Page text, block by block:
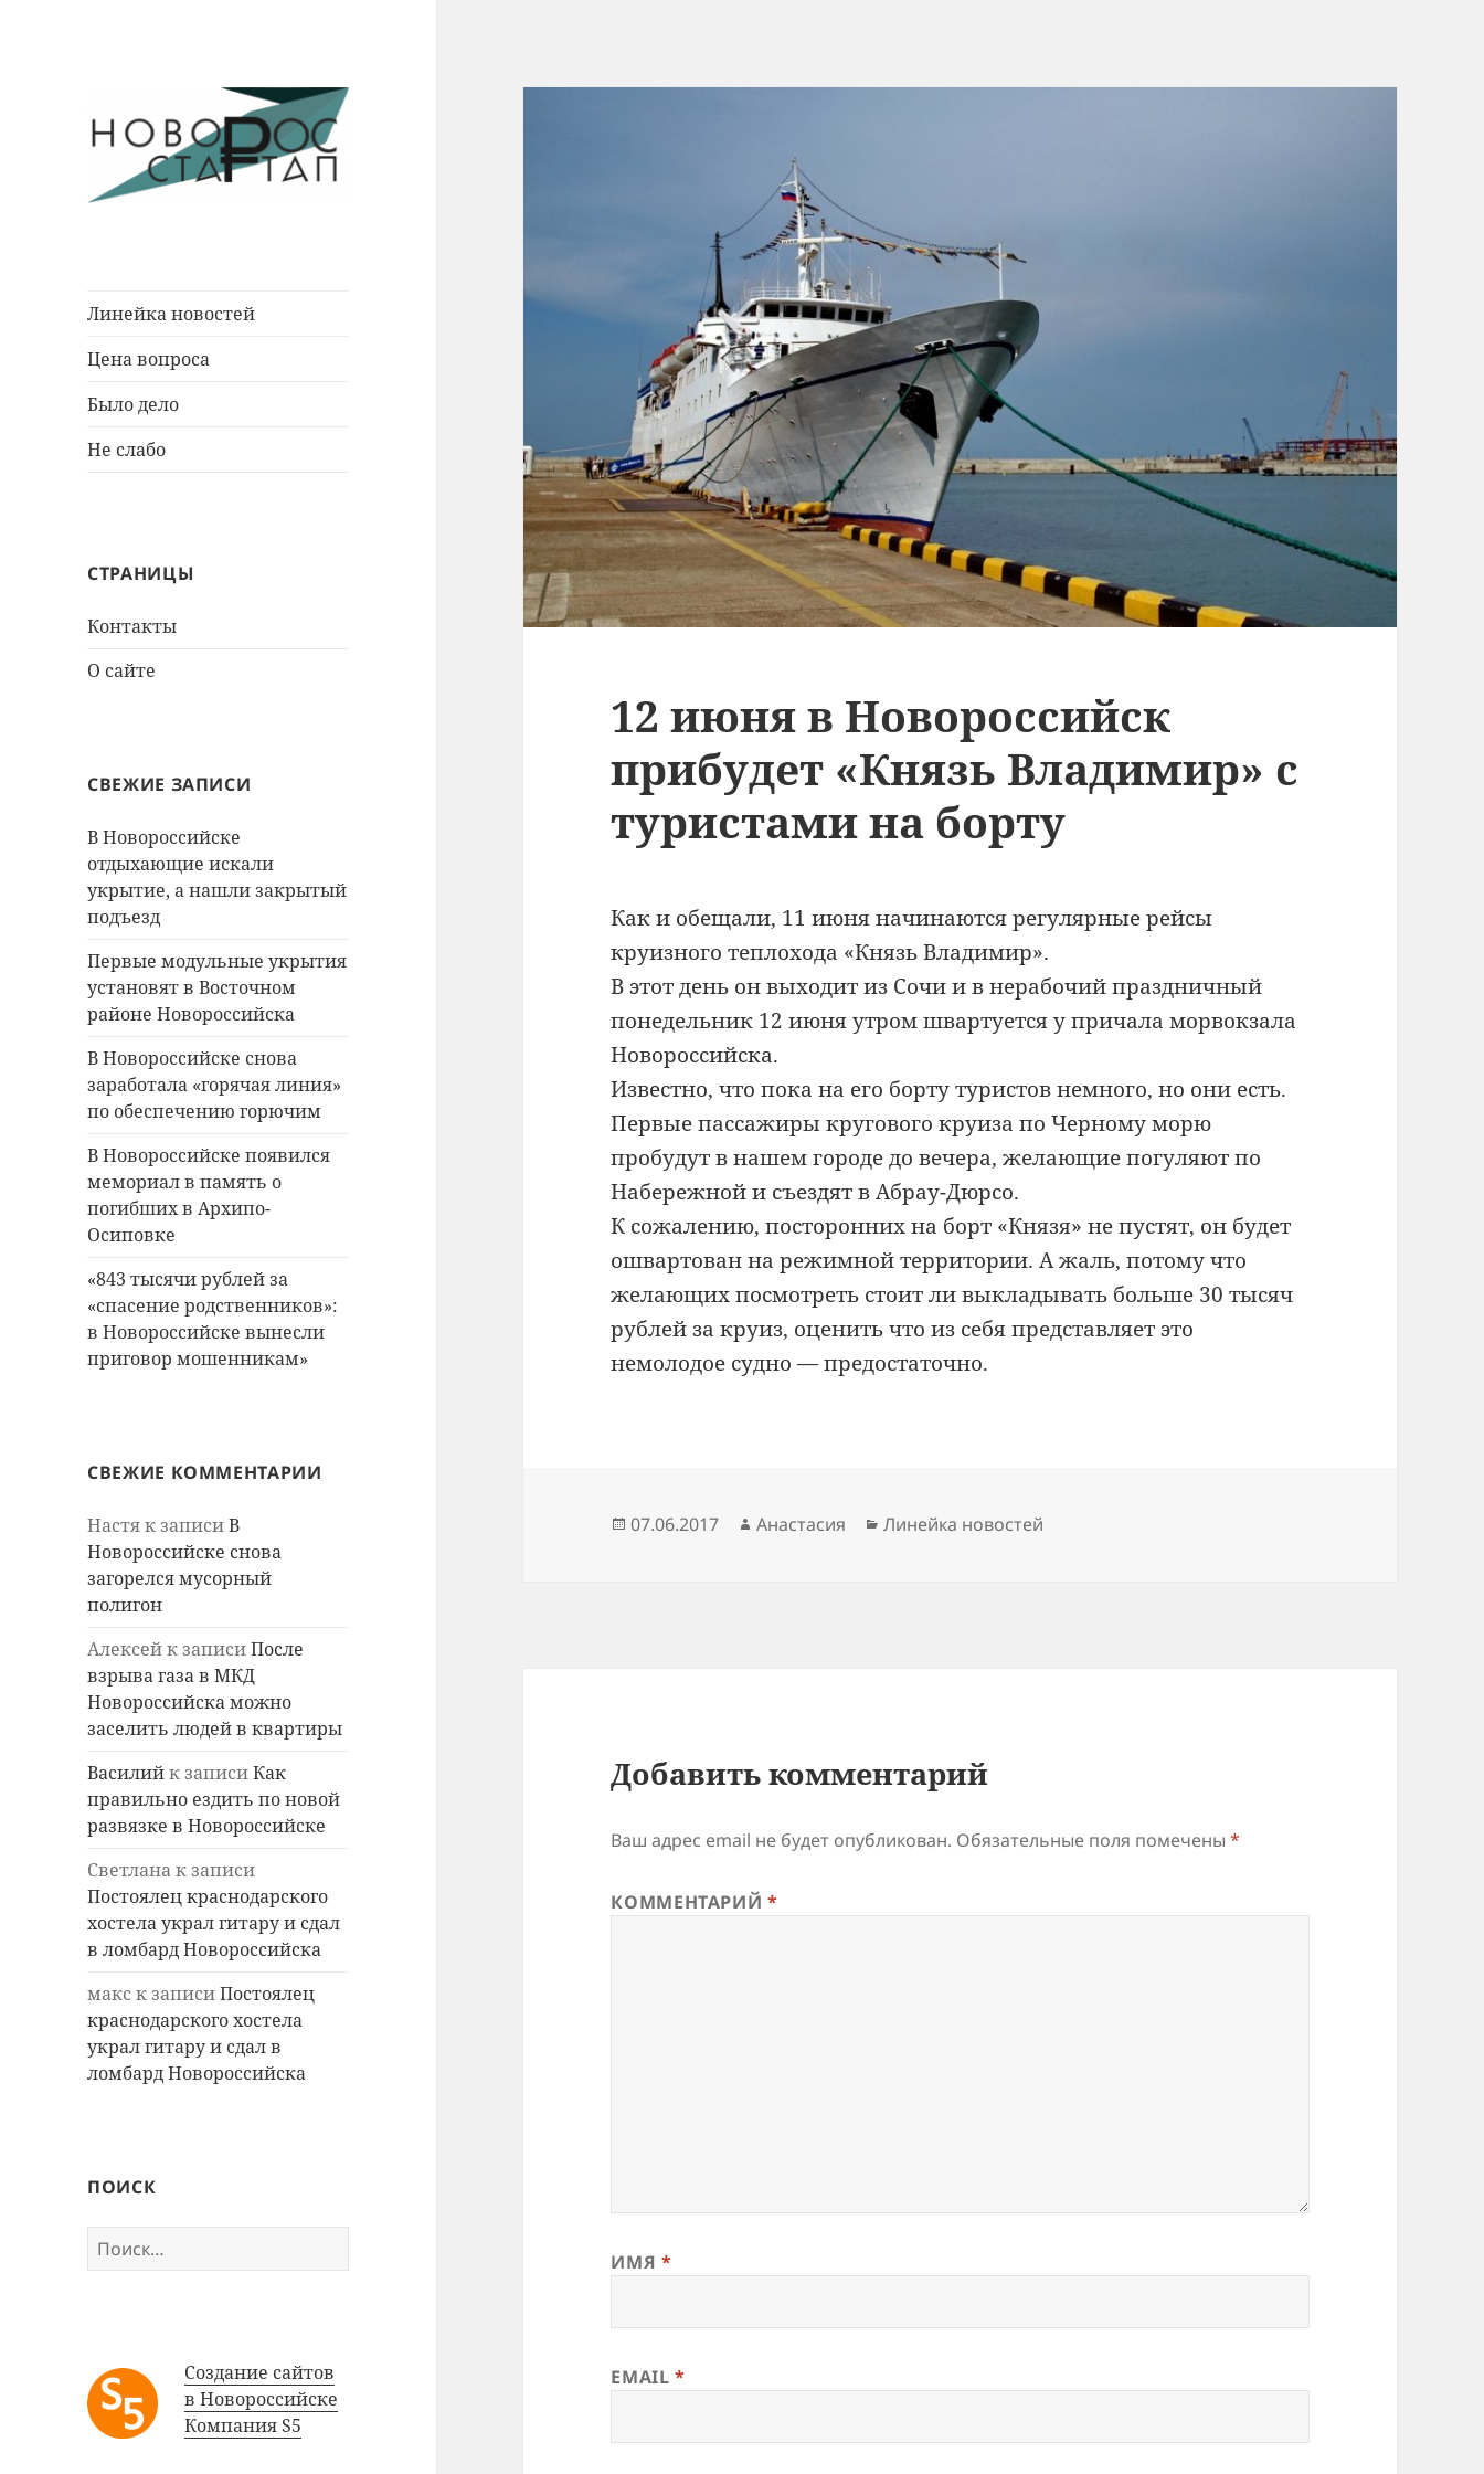
Линейка новостей
Цена вопроса
Было дело
Не слабо
СТРАНИЦЫ
Контакты
О сайте
СВЕЖИЕ ЗАПИСИ
В Новороссийске
отдыхающие искали
укрытие, а нашли закрытый
подъезд
Первые модульные укрытия
установят в Восточном
районе Новороссийска
В Новороссийске снова
заработала «горячая линия»
по обеспечению горючим
В Новороссийске появился
мемориал в память о
погибших в Архипо-
Осиповке
«843 тысячи рублей за
«спасение родственников»:
в Новороссийске вынесли
приговор мошенникам»
СВЕЖИЕ КОММЕНТАРИИ
Настяк записиВ
Новороссийске снова
загорелся мусорный
полигон
Алексейк записиПосле
взрыва газа в МКД
Новороссийска можно
заселить людей в квартиры
Василийк записиКак
правильно ездить по новой
развязке в Новороссийске
Светланак записи
Постоялец краснодарского
хостела украл гитару и сдал
в ломбард Новороссийска
макск записиПостоялец
краснодарского хостела
украл гитару и сдал в
ломбард Новороссийска
ПОИСК
Найти:
Создание сайтов
в Новороссийске
Компания S5
12 июня в Новороссийск
прибудет «Князь Владимир» с
туристами на борту
Как и обещали, 11 июня начинаются регулярные рейсы
круизного теплохода «Князь Владимир».
В этот день он выходит из Сочи и в нерабочий праздничный
понедельник 12 июня утром швартуется у причала морвокзала
Новороссийска.
Известно, что пока на его борту туристов немного, но они есть.
Первые пассажиры кругового круиза по Черному морю
пробудут в нашем городе до вечера, желающие погуляют по
Набережной и съездят в Абрау-Дюрсо.
К сожалению, посторонних на борт «Князя» не пустят, он будет
ошвартован на режимной территории. А жаль, потому что
желающих посмотреть стоит ли выкладывать больше 30 тысяч
рублей за круиз, оценить что из себя представляет это
немолодое судно — предостаточно.
Опубликовано
07.06.2017 Автор
Анастасия Рубрики
Линейка новостей
Добавить комментарий
Ваш адрес email не будет опубликован. Обязательные поля помечены*
КОММЕНТАРИЙ*
ИМЯ *
EMAIL*